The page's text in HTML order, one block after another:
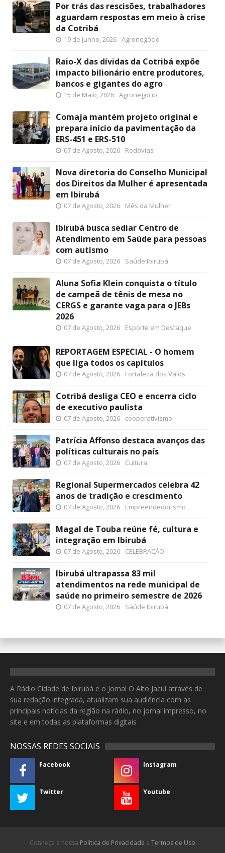
Por trás das rescisões, trabalhadores
aguardam respostas em meio à crise
da Cotribá
19 de Junho, 2026 Agronegócio
Raio-X das dívidas da Cotribá expõe
impacto bilionário entre produtores,
bancos e gigantes do agro
15 de Maio, 2026 Agronegócio
Comaja mantém projeto original e
prepara início da pavimentação da
ERS-451 e ERS-510
07 de Agosto, 2026 Rodovias
Nova diretoria do Conselho Municipal
dos Direitos da Mulher é apresentada
em Ibirubá
07 de Agosto, 2026 Mês da Mulher
Ibirubá busca sediar Centro de
Atendimento em Saúde para pessoas
com autismo
07 de Agosto, 2026 Saúde Ibirubá
Aluna Sofia Klein conquista o título
de campeã de tênis de mesa no
CERGS e garante vaga para o JEBs
2026
07 de Agosto, 2026 Esporte em Destaque
REPORTAGEM ESPECIAL - O homem
que liga todos os capítulos
07 de Agosto, 2026 Fortaleza dos Valos
Cotribá desliga CEO e encerra ciclo
de executivo paulista
07 de Agosto, 2026 cooperativismo
Patrícia Affonso destaca avanços das
políticas culturais no país
07 de Agosto, 2026 Cultura
Regional Supermercados celebra 42
anos de tradição e crescimento
07 de Agosto, 2026 Empreendedorismo
Magal de Touba reúne fé, cultura e
integração em Ibirubá
07 de Agosto, 2026 CELEBRAÇÃO
Ibirubá ultrapassa 83 mil
atendimentos na rede municipal de
saúde no primeiro semestre de 2026
07 de Agosto, 2026 Saúde Ibirubá
A Rádio Cidade de Ibirubá e o Jornal O Alto Jacuí através de
sua redação integrada, atualizam sua audiência com as
principais notícias da região na rádio, no jornal impresso, no
site e em todas as plataformas digitais
NOSSAS REDES SOCIAIS
Facebook Instagram
Twitter Youtube
Conheça a nossa Política de Privacidade e Termos de Uso